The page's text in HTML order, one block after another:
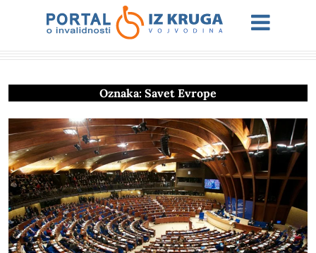
Oznaka: Savet Evrope